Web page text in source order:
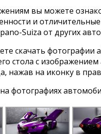
вы можете
и
Suiza от других
скачать фотографии
стола с
нажав на иконку в
фотографиях